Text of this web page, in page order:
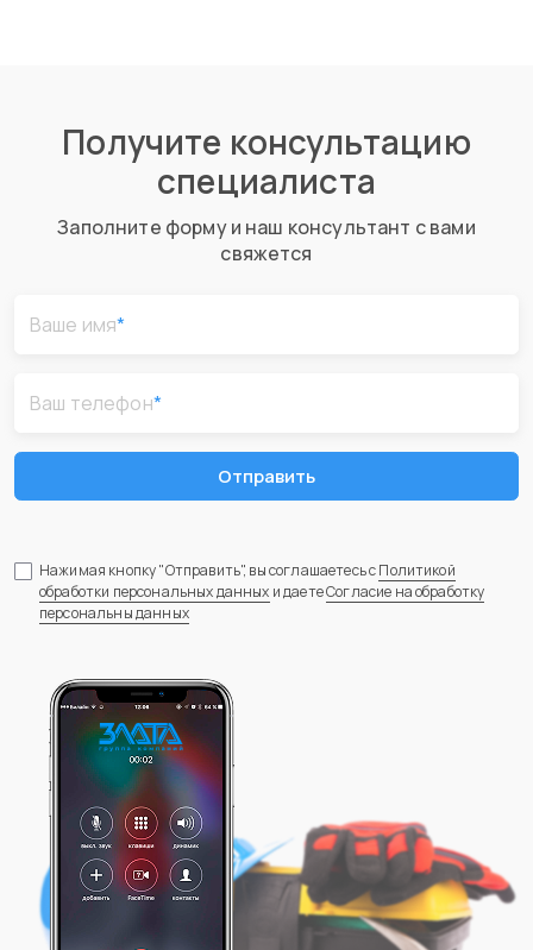
Получите консультацию
специалиста
Заполните форму и наш консультант с вами
свяжется
Ваше имя*
Ваш телефон*
Отправить
Нажимая кнопку "Отправить", вы соглашаетесь сПолитикой
обработки персональных данных и даетеСогласие на обработку
персональны данных